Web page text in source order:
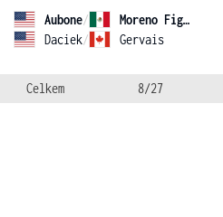
Aubone/
Moreno Figueroa
Daciek/ Gervais
Celkem 8/27